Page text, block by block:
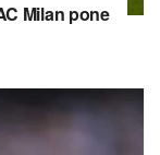
Milan pone